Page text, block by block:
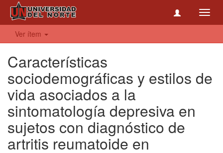
Ver ítem
Características
sociodemográficas y estilos de
vida asociados a la
sintomatología depresiva en
sujetos con diagnóstico de
artritis reumatoide en